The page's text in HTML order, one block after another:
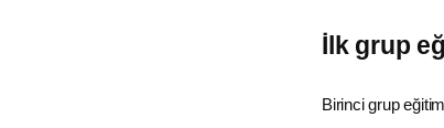
İlk grup
Birinci grup